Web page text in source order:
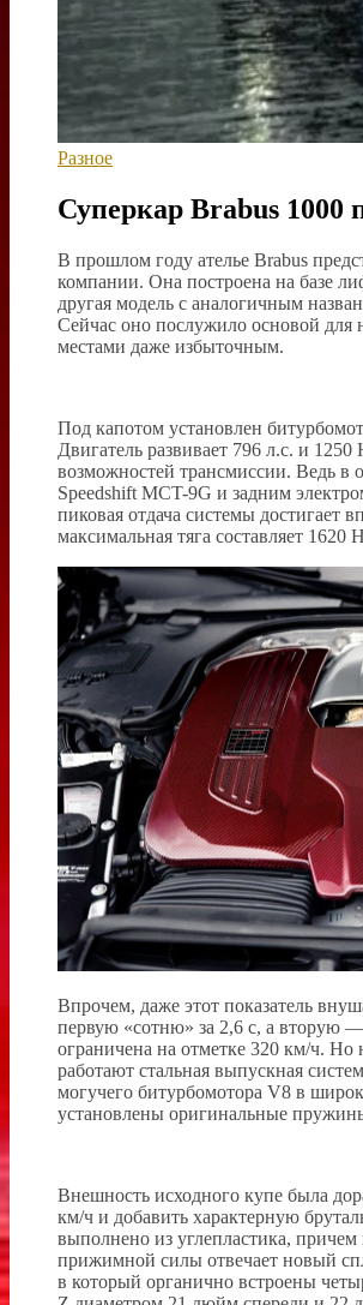
Разное
Суперкар Brabus 1000
В прошлом году ателье Brabus
компании. Она построена на базе
другая модель с аналогичным
Сейчас оно послужило основой для
местами даже избыточным.
Под капотом установлен
Двигатель развивает 796 л.с. и
возможностей трансмиссии. Ведь в
Speedshift MCT-9G и задним
пиковая отдача системы
максимальная тяга составляет 1620
Впрочем, даже этот показатель
первую «сотню» за 2,6 с, а вторую —
ограничена на отметке 320 км/ч.
работают стальная выпускная
могучего битурбомотора V8 в
установлены оригинальные
Внешность исходного купе была
км/ч и добавить характерную
выполнено из углепластика,
прижимной силы отвечает новый
в который органично встроены